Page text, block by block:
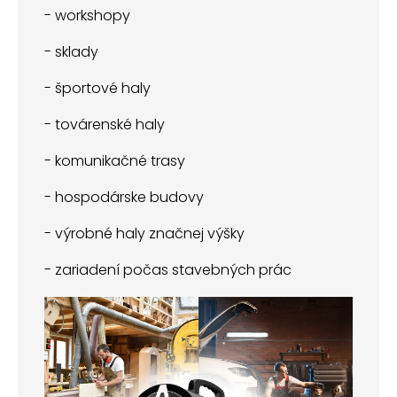
- workshopy
- sklady
- športové haly
- továrenské haly
- komunikačné trasy
- hospodárske budovy
- výrobné haly značnej výšky
- zariadení počas stavebných prác